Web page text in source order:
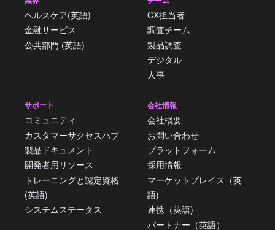
ヘルスケア(英語)
金融サービス
公共部門 (英語)
CX担当者
調査チーム
製品調査
デジタル
人事
サポート
コミュニティ
カスタマーサクセスハブ
製品ドキュメント
開発者用リソース
トレーニングと認定資格
(英語)
システムステータス
会社情報
会社概要
お問い合わせ
プラットフォーム
採用情報
マーケットプレイス（英
語)
連携（英語)
パートナー（英語）